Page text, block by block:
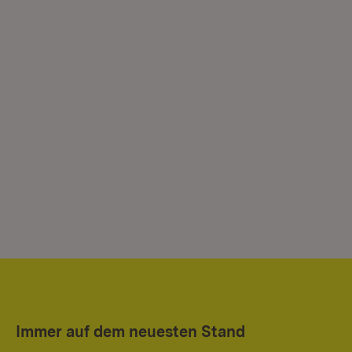
Immer auf dem neuesten Stand